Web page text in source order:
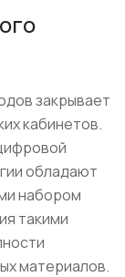
закрывает
кабинетов.
обладают
набором
такими
материалов.